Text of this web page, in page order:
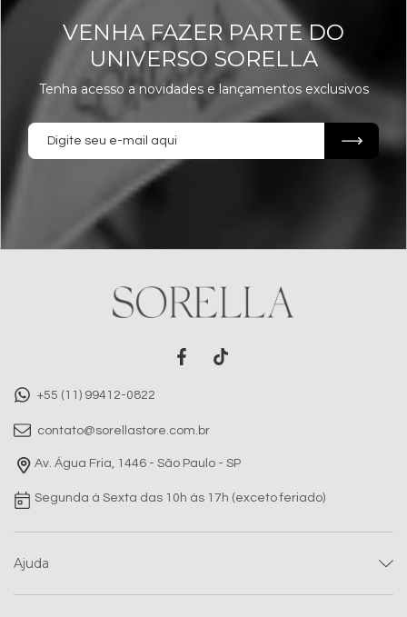
VENHA FAZER PARTE DO
UNIVERSO SORELLA
Tenha acesso a novidades e lançamentos exclusivos
+55 (11) 99412-0822
contato@sorellastore.com.br
Av. Água Fria, 1446 - São Paulo - SP
Segunda à Sexta das 10h às 17h (exceto feriado)
Ajuda